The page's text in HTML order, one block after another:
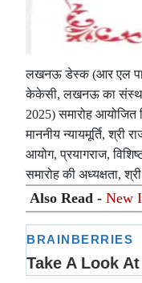
लखनऊ डेस्क (आर एल
केकेसी, लखनऊ का
2025) समारोह आयोजित
माननीय न्यायमूर्ति, श्री
आयोग, प्रयागराज,
समारोह की अध्यक्षता,
Also Read - New